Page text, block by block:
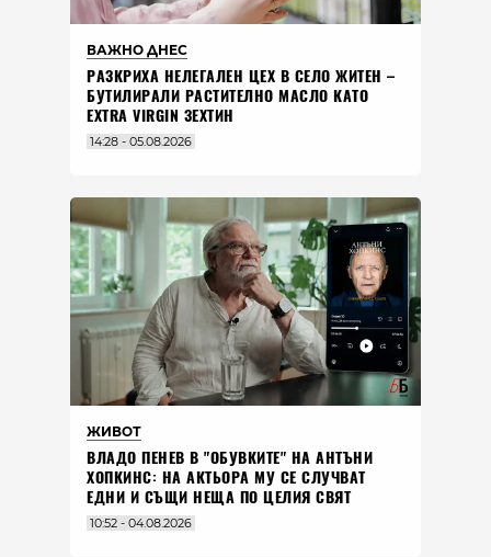
ВАЖНО ДНЕС
РАЗКРИХА НЕЛЕГАЛЕН ЦЕХ В СЕЛО ЖИТЕН –
БУТИЛИРАЛИ РАСТИТЕЛНО МАСЛО КАТО
EXTRA VIRGIN ЗЕХТИН
14:28 - 05.08.2026
ЖИВОТ
ВЛАДO ПЕНЕВ В "ОБУВКИТЕ" НА АНТЪНИ
ХОПКИНС: НА АКТЬОРА МУ СЕ СЛУЧВАТ
ЕДНИ И СЪЩИ НЕЩА ПО ЦЕЛИЯ СВЯТ
10:52 - 04.08.2026